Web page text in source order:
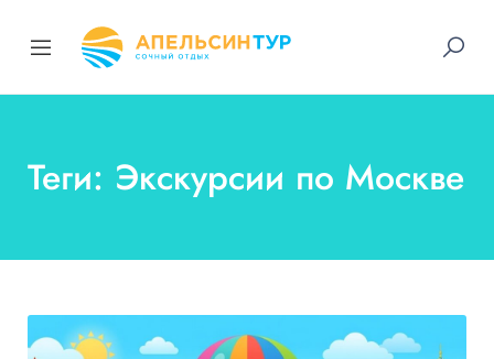
Теги: Экскурсии по Москве